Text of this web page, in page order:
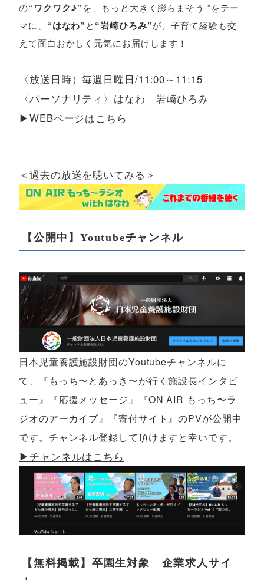
の“ワクワク♪”を、もっと大きく膨らまそう ”をテー
マに、 “はなわ”と “岩崎ひろみ”が、子育て経験も交
えて面白おかしく元気にお届けします！
〈放送日時）毎週日曜日/11:00～11:15
〈パーソナリティ〉はなわ 岩崎ひろみ
▶︎WEBページはこちら
＜過去の放送を聴いてみる＞
【公開中】Youtubeチャンネル
日本児童養護施設財団のYoutubeチャンネルに
て、『もっち〜とあっき〜が行く施設長インタビ
ュー』『応援メッセージ』『ON AIR もっち〜ラ
ジオのアーカイブ』『寄付サイト』のPVが公開中
です。チャンネル登録して頂けますと幸いです。
▶︎チャンネルはこちら
【無料掲載】卒園生対象 企業求人サイ